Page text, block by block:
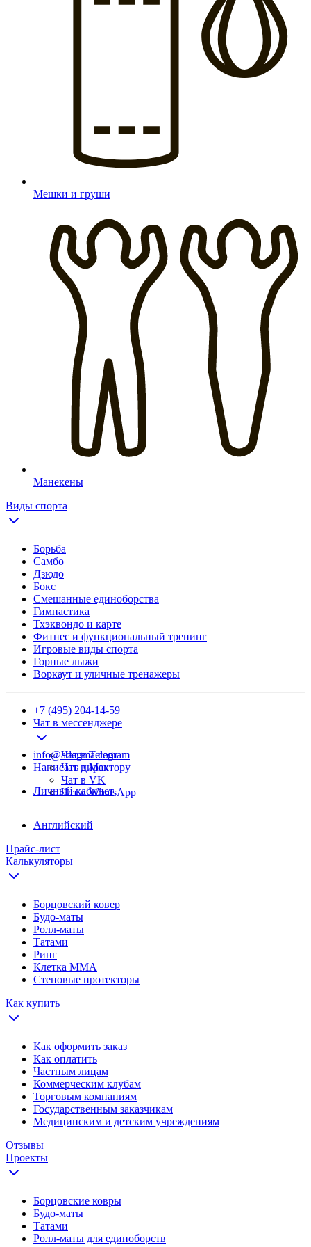
Мешки и груши
Манекены
Виды спорта
Борьба
Самбо
Дзюдо
Бокс
Смешанные единоборства
Гимнастика
Тхэквондо и карте
Фитнес и функциональный тренинг
Игровые виды спорта
Горные лыжи
Воркаут и уличные тренажеры
+7 (495) 204-14-59
Чат в мессенджере
Чат в Telegram
Чат в Max
Чат в VK
Чат в WhatsApp
info@adegma.com
Написать директору
Личный кабинет
Английский
Прайс-лист
Калькуляторы
Борцовский ковер
Будо-маты
Ролл-маты
Татами
Ринг
Клетка ММА
Стеновые протекторы
Как купить
Как оформить заказ
Как оплатить
Частным лицам
Коммерческим клубам
Торговым компаниям
Государственным заказчикам
Медицинским и детским учреждениям
Отзывы
Проекты
Борцовские ковры
Будо-маты
Татами
Ролл-маты для единоборств